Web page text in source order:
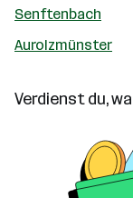
Senftenbach
Aurolzmünster
Verdienst du,